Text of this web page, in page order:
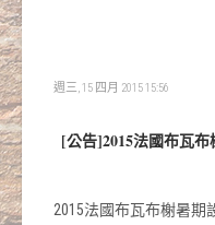
週三, 15 四月 2015 15:56
[公告]2015法國布瓦
2015法國布瓦布榭暑期